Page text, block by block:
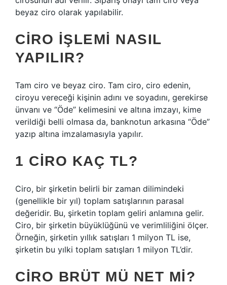
beyaz ciro olarak yapılabilir.
CIRO IŞLEMI NASIL
YAPILIR?
Tam ciro ve beyaz ciro. Tam ciro, ciro edenin,
ciroyu vereceği kişinin adını ve soyadını, gerekirse
ünvanı ve “Öde” kelimesini ve altına imzayı, kime
verildiği belli olmasa da, banknotun arkasına “Öde”
yazıp altına imzalamasıyla yapılır.
1 CIRO KAÇ TL?
Ciro, bir şirketin belirli bir zaman dilimindeki
(genellikle bir yıl) toplam satışlarının parasal
değeridir. Bu, şirketin toplam geliri anlamına gelir.
Ciro, bir şirketin büyüklüğünü ve verimliliğini ölçer.
Örneğin, şirketin yıllık satışları 1 milyon TL ise,
şirketin bu yılki toplam satışları 1 milyon TL’dir.
CIRO BRÜT MÜ NET MI?